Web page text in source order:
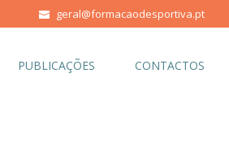
geral@formacaodesportiva.pt
PUBLICAÇÕES CONTACTOS